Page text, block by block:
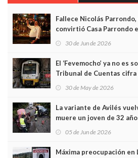
Fallece Nicolás
convirtió Casa Parrondo
Asturias en Madrid
30 de Jun de 2026
El ‘Fevemocho’ ya no es
Tribunal de Cuentas
sobrecoste de los trenes
30 de May de 2026
La variante de Avilés
muere un joven de 32
frontal
05 de Jun de 2026
Máxima preocupación en